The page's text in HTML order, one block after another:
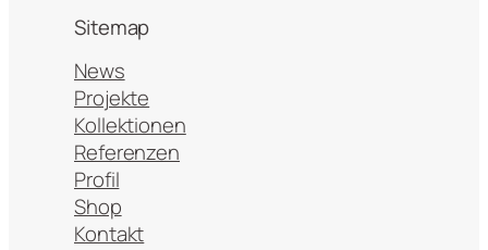
Sitemap
News
Projekte
Kollektionen
Referenzen
Profil
Shop
Kontakt